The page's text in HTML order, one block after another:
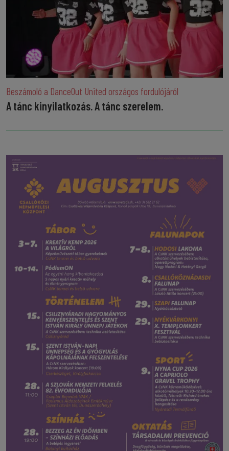
Beszámoló a DanceOut United országos fordulójáról
A tánc kinyilatkozás. A tánc szerelem.